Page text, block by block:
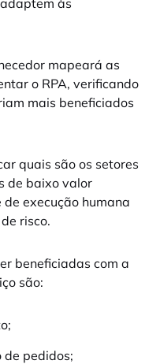
mapeará as
o RPA, verificando
mais beneficiados
quais são os setores
de baixo valor
execução humana
risco.
beneficiadas com a
são:
de pedidos;